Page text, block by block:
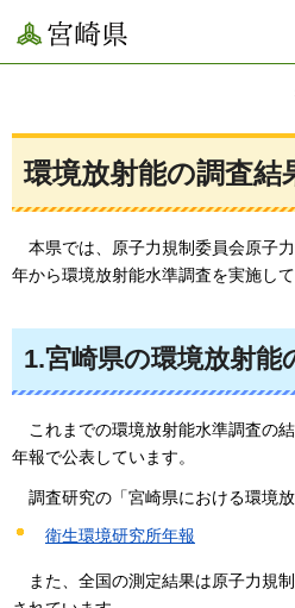
宮崎県
環境放射能の調査結
本県では、原子力規制委員会原子
年から環境放射能水準調査を実施して
1.宮崎県の環境放射能
これまでの環境放射能水準調査の
年報で公表しています。
調査研究の「宮崎県における環境
衛生環境研究所年報
また、全国の測定結果は原子力規